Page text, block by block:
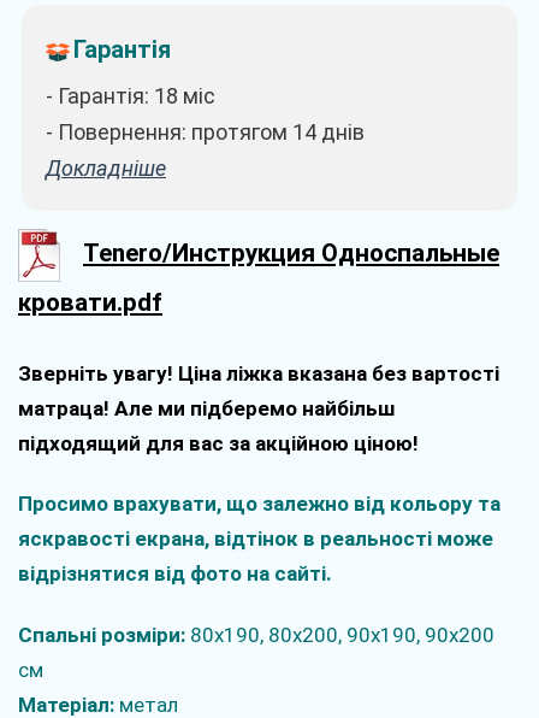
Гарантія
- Гарантія: 18 міс
- Повернення: протягом 14 днів
Докладніше
Tenero/Инструкция Односпальные
кровати.pdf
Зверніть увагу! Ціна ліжка вказана без вартості
матраца! Але ми підберемо найбільш
підходящий для вас за акційною ціною!
Просимо врахувати, що залежно від кольору та
яскравості екрана, відтінок в реальності може
відрізнятися від фото на сайті.
Спальні розміри: 80х190, 80х200, 90х190, 90х200
см
Матеріал: метал